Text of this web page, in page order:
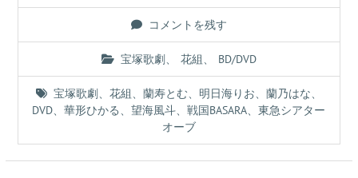
コメントを残す
宝塚歌劇、 花組、 BD/DVD
宝塚歌劇、 花組、 蘭寿とむ、 明日海りお、 蘭乃はな、
DVD、華形ひかる、望海風斗、戦国BASARA、東急シアター
オーブ